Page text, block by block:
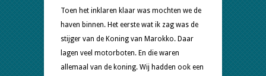
Toen het inklaren klaar was mochten we de
haven binnen. Het eerste wat ik zag was de
stijger van de Koning van Marokko. Daar
lagen veel motorboten. En die waren
allemaal van de koning. Wij hadden ook een